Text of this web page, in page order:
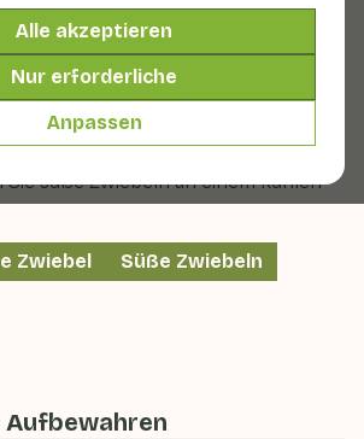
Alle akzeptieren
Nur erforderliche
Anpassen
haben einen milderen und
als normale Zwiebeln. Daher
Zwiebel schneller zu schätzen
Vorteil: Süße Zwiebeln haben einen
an der "stacheligen Substanz"
als gewöhnliche Zwiebeln. Man
süße Zwiebeln an einem kühlen
Zwiebel
Süße Zwiebeln